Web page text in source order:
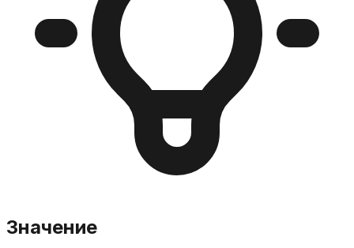
Значение